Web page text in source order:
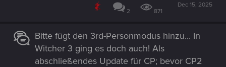
2 871
Dec 15, 2025
Bitte fügt den 3rd-Personmodus hinzu... In
Witcher 3 ging es doch auch! Als
abschließendes Update für CP; bevor CP2